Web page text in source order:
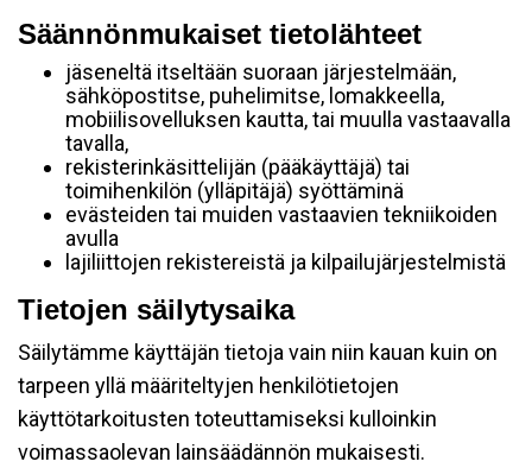
Säännönmukaiset tietolähteet
jäseneltä itseltään suoraan järjestelmään,
sähköpostitse, puhelimitse, lomakkeella,
mobiilisovelluksen kautta, tai muulla vastaavalla
tavalla,
rekisterinkäsittelijän (pääkäyttäjä) tai
toimihenkilön (ylläpitäjä) syöttäminä
evästeiden tai muiden vastaavien tekniikoiden
avulla
lajiliittojen rekistereistä ja kilpailujärjestelmistä
Tietojen säilytysaika
Säilytämme käyttäjän tietoja vain niin kauan kuin on
tarpeen yllä määriteltyjen henkilötietojen
käyttötarkoitusten toteuttamiseksi kulloinkin
voimassaolevan lainsäädännön mukaisesti.